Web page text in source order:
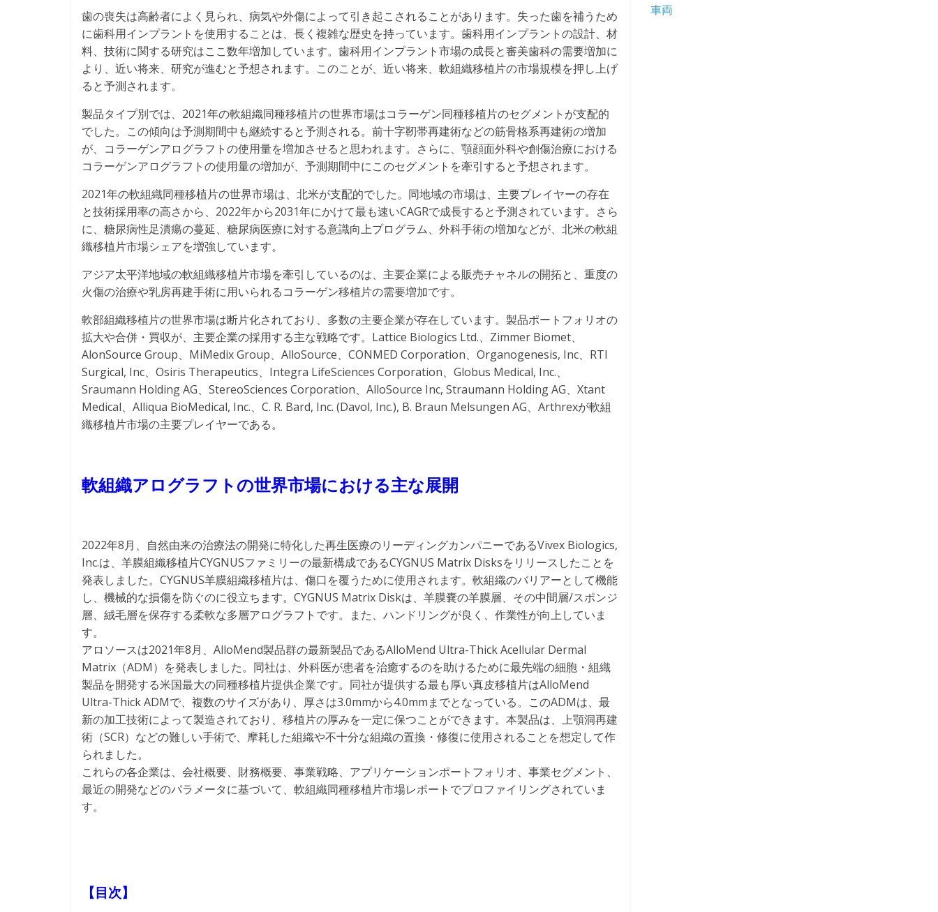
歯の喪失は高齢者によく見られ、病気や外傷によって引き起こされることがあります。失った歯を補うため
に歯科用インプラントを使用することは、長く複雑な歴史を持っています。歯科用インプラントの設計、材
料、技術に関する研究はここ数年増加しています。歯科用インプラント市場の成長と審美歯科の需要増加に
より、近い将来、研究が進むと予想されます。このことが、近い将来、軟組織移植片の市場規模を押し上げ
ると予測されます。
製品タイプ別では、2021年の軟組織同種移植片の世界市場はコラーゲン同種移植片のセグメントが支配的
でした。この傾向は予測期間中も継続すると予測される。前十字靭帯再建術などの筋骨格系再建術の増加
が、コラーゲンアログラフトの使用量を増加させると思われます。さらに、顎顔面外科や創傷治療における
コラーゲンアログラフトの使用量の増加が、予測期間中にこのセグメントを牽引すると予想されます。
2021年の軟組織同種移植片の世界市場は、北米が支配的でした。同地域の市場は、主要プレイヤーの存在
と技術採用率の高さから、2022年から2031年にかけて最も速いCAGRで成長すると予測されています。さら
に、糖尿病性足潰瘍の蔓延、糖尿病医療に対する意識向上プログラム、外科手術の増加などが、北米の軟組
織移植片市場シェアを増強しています。
アジア太平洋地域の軟組織移植片市場を牽引しているのは、主要企業による販売チャネルの開拓と、重度の
火傷の治療や乳房再建手術に用いられるコラーゲン移植片の需要増加です。
軟部組織移植片の世界市場は断片化されており、多数の主要企業が存在しています。製品ポートフォリオの
拡大や合併・買収が、主要企業の採用する主な戦略です。Lattice Biologics Ltd.、Zimmer Biomet、
AlonSource Group、MiMedix Group、AlloSource、CONMED Corporation、Organogenesis, Inc、RTI
Surgical, Inc、Osiris Therapeutics、Integra LifeSciences Corporation、Globus Medical, Inc.、
Sraumann Holding AG、StereoSciences Corporation、AlloSource Inc, Straumann Holding AG、Xtant
Medical、Alliqua BioMedical, Inc.、C. R. Bard, Inc. (Davol, Inc.), B. Braun Melsungen AG、Arthrexが軟組
織移植片市場の主要プレイヤーである。
軟組織アログラフトの世界市場における主な展開
2022年8月、自然由来の治療法の開発に特化した再生医療のリーディングカンパニーであるVivex Biologics,
Inc.は、羊膜組織移植片CYGNUSファミリーの最新構成であるCYGNUS Matrix Disksをリリースしたことを
発表しました。CYGNUS羊膜組織移植片は、傷口を覆うために使用されます。軟組織のバリアーとして機能
し、機械的な損傷を防ぐのに役立ちます。CYGNUS Matrix Diskは、羊膜嚢の羊膜層、その中間層/スポンジ
層、絨毛層を保存する柔軟な多層アログラフトです。また、ハンドリングが良く、作業性が向上していま
す。
アロソースは2021年8月、AlloMend製品群の最新製品であるAlloMend Ultra-Thick Acellular Dermal
Matrix（ADM）を発表しました。同社は、外科医が患者を治癒するのを助けるために最先端の細胞・組織
製品を開発する米国最大の同種移植片提供企業です。同社が提供する最も厚い真皮移植片はAlloMend
Ultra-Thick ADMで、複数のサイズがあり、厚さは3.0mmから4.0mmまでとなっている。このADMは、最
新の加工技術によって製造されており、移植片の厚みを一定に保つことができます。本製品は、上顎洞再建
術（SCR）などの難しい手術で、摩耗した組織や不十分な組織の置換・修復に使用されることを想定して作
られました。
これらの各企業は、会社概要、財務概要、事業戦略、アプリケーションポートフォリオ、事業セグメント、
最近の開発などのパラメータに基づいて、軟組織同種移植片市場レポートでプロファイリングされていま
す。
【目次】
車両